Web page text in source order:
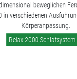
beweglichen
in verschiedenen
Körperanpassung.
Relax 2000 Schlafsystem